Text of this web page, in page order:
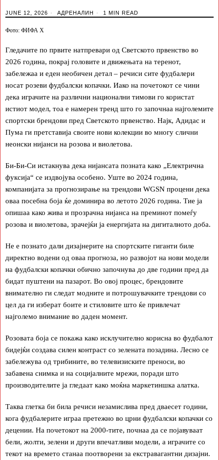
JUNE 12, 2026 АДРЕНАЛИН 1 MIN READ
Фото: ФИФА Х
Гледачите по првите натпревари од Светското првенство во
2026 година, покрај головите и движењата на теренот,
забележаа и еден необичен детал – речиси сите фудбалери
носат розеви фудбалски копачки. Иако на почетокот се чини
дека играчите на различни национални тимови го користат
истиот модел, тоа е намерен тренд што го започнаа најголемите
спортски брендови пред Светското првенство. Најк, Адидас и
Пума ги претставија своите нови колекции во многу слични
неонски нијанси на розова и виолетова.
Би-Би-Си истакнува дека нијансата позната како „Електрична
фуксија“ се издвојува особено. Уште во 2024 година,
компанијата за прогнозирање на трендови WGSN процени дека
оваа посебна боја ќе доминира во летото 2026 година. Тие ја
опишаа како жива и прозрачна нијанса на преминот помеѓу
розова и виолетова, зрачејќи ја енергијата на дигиталното доба.
Не е познато дали дизајнерите на спортските гиганти биле
директно водени од оваа прогноза, но развојот на нови модели
на фудбалски копачки обично започнува до две години пред да
бидат пуштени на пазарот. Во овој процес, брендовите
внимателно ги следат модните и потрошувачките трендови со
цел да ги изберат боите и стиловите што ќе привлечат
најголемо внимание во даден момент.
Розовата боја се покажа како исклучително корисна во фудбалот
бидејќи создава силен контраст со зелената позадина. Лесно се
забележува од трибините, во телевизиските преноси, во
забавена снимка и на социјалните мрежи, поради што
производителите ја гледаат како моќна маркетиншка алатка.
Таква глетка би била речиси незамислива пред дваесет години,
кога фудбалерите играа претежно во црни фудбалски копачки со
децении. На почетокот на 2000-тите, почнаа да се појавуваат
бели, жолти, зелени и други впечатливи модели, а играчите со
текот на времето станаа поотворени за екстравагантни дизајни.